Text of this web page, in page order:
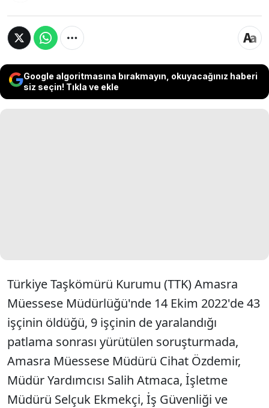
Google algoritmasına bırakmayın, okuyacağınız haberi
siz seçin! Tıkla ve ekle
Türkiye Taşkömürü Kurumu (TTK) Amasra
Müessese Müdürlüğü'nde 14 Ekim 2022'de 43
işçinin öldüğü, 9 işçinin de yaralandığı
patlama sonrası yürütülen soruşturmada,
Amasra Müessese Müdürü Cihat Özdemir,
Müdür Yardımcısı Salih Atmaca, İşletme
Müdürü Selçuk Ekmekçi, İş Güvenliği ve